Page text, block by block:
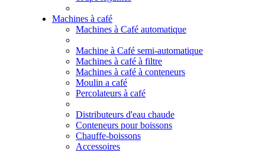
Machines à café
Machines à Café automatique
Machine à Café semi-automatique
Machines à café à filtre
Machines à café à conteneurs
Moulin a café
Percolateurs à café
Distributeurs d'eau chaude
Conteneurs pour boissons
Chauffe-boissons
Accessoires